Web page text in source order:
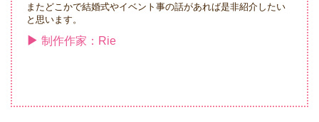
またどこかで結婚式やイベント事の話があれば是非紹介したい
と思います。
制作作家：Rie